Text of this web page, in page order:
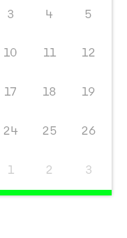
3 4 5
10 11 12
17 18 19
24 25 26
1 2 3